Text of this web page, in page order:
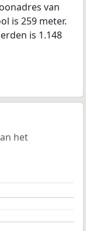
van
is 259 meter.
is 1.148
het